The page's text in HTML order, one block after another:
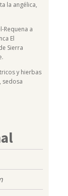
la angélica,
Requena a
El
Sierra
y hierbas
sedosa